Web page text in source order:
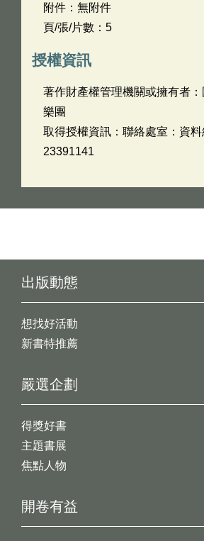
附件：無附件
頁/張/片數：5
授權資訊
著作財產權管理機關或擁有者
樂團
取得授權資訊：聯絡處室：資
23391141
出版動態
想找好活動
新書特推薦
開卷有益
嚴選企劃
得獎好書
主題書展
焦點人物